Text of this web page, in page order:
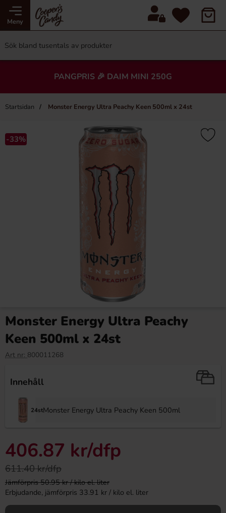
Meny
PANGPRIS 🎉 DAIM MINI 250G
Startsidan Monster Energy Ultra Peachy Keen 500ml x 24st
-33%
Monster Energy Ultra Peachy
Keen 500ml x 24st
Art nr: 800011268
Innehåll
24stMonster Energy Ultra Peachy Keen 500ml
406.87 kr/dfp
611.40 kr/dfp
Jämförpris 50.95 kr / kilo el. liter
Erbjudande, jämförpris 33.91 kr / kilo el. liter